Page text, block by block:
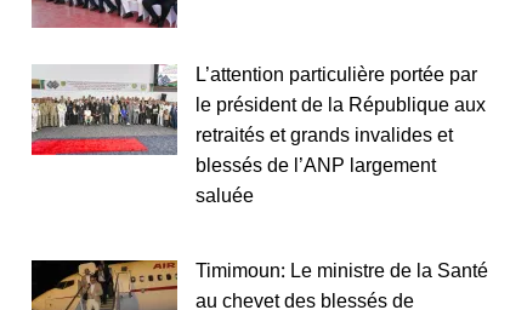
L’attention particulière portée par
le président de la République aux
retraités et grands invalides et
blessés de l’ANP largement
saluée
Timimoun: Le ministre de la Santé
au chevet des blessés de